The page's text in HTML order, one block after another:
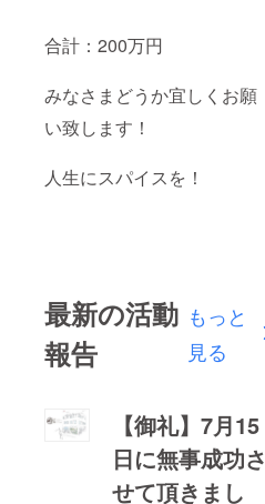
合計：200万円
みなさまどうか宜しくお願
い致します！
人生にスパイスを！
最新の活動
報告
もっと
見る
【御礼】7月15
日に無事成功さ
せて頂きまし